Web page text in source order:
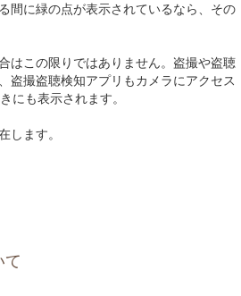
間に緑の点が表示されているなら、その
はこの限りではありません。盗撮や盗聴
盗撮盗聴検知アプリもカメラにアクセス
にも表示されます。
します。
て